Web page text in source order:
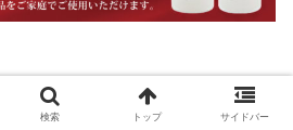
保護中: DO-S業務用販売より価格改定と
検索 トップ サイドバー